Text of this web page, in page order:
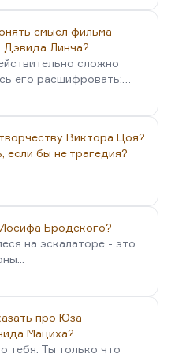
смысл фильма
Линча?
сложно
его расшифровать:…
Виктора Цоя?
если бы не трагедия?
Бродского?
на эскалаторе - это
про Юза
Мациха?
тебя. Ты только что